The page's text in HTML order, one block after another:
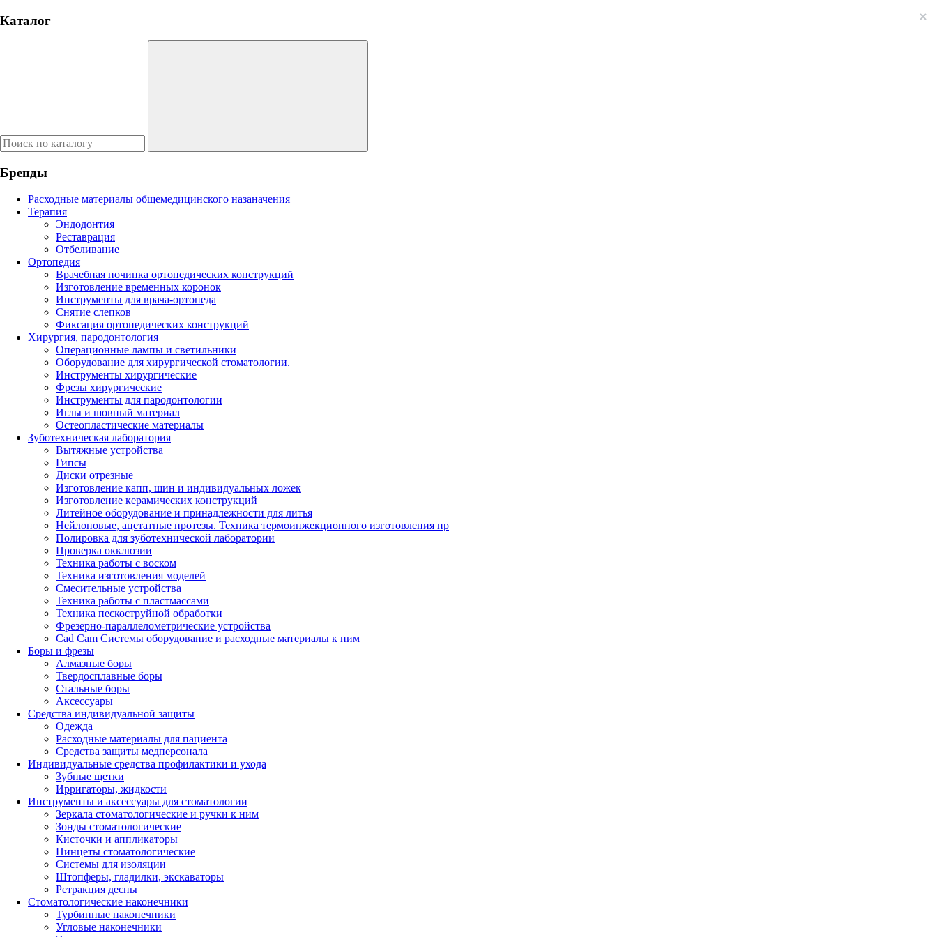
Каталог
Бренды
Расходные материалы общемедицинского назаначения
Терапия
Эндодонтия
Реставрация
Отбеливание
Ортопедия
Врачебная починка ортопедических конструкций
Изготовление временных коронок
Инструменты для врача-ортопеда
Снятие слепков
Фиксация ортопедических конструкций
Хирургия, пародонтология
Операционные лампы и светильники
Оборудование для хирургической стоматологии.
Инструменты хирургические
Фрезы хирургические
Инструменты для пародонтологии
Иглы и шовный материал
Остеопластические материалы
Зуботехническая лаборатория
Вытяжные устройства
Гипсы
Диски отрезные
Изготовление капп, шин и индивидуальных ложек
Изготовление керамических конструкций
Литейное оборудование и принадлежности для литья
Нейлоновые, ацетатные протезы. Техника термоинжекционного изготовления пр
Полировка для зуботехнической лаборатории
Проверка окклюзии
Техника работы с воском
Техника изготовления моделей
Смесительные устройства
Техника работы с пластмассами
Техника пескоструйной обработки
Фрезерно-параллелометрические устройства
Cad Cam Системы оборудование и расходные материалы к ним
Боры и фрезы
Алмазные боры
Твердосплавные боры
Стальные боры
Аксессуары
Средства индивидуальной защиты
Одежда
Расходные материалы для пациента
Средства защиты медперсонала
Индивидуальные средства профилактики и ухода
Зубные щетки
Ирригаторы, жидкости
Инструменты и аксессуары для стоматологии
Зеркала стоматологические и ручки к ним
Зонды стоматологические
Кисточки и аппликаторы
Пинцеты стоматологические
Системы для изоляции
Штопферы, гладилки, экскаваторы
Ретракция десны
Стоматологические наконечники
Турбинные наконечники
Угловые наконечники